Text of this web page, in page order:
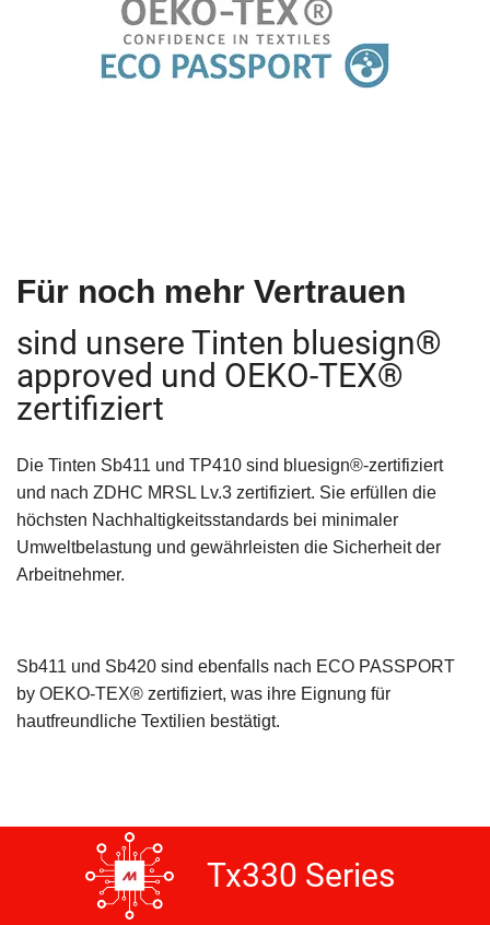
Für noch mehr Vertrauen
sind unsere Tinten bluesign®
approved und OEKO-TEX®
zertifiziert
Die Tinten Sb411 und TP410 sind bluesign®-zertifiziert
und nach ZDHC MRSL Lv.3 zertifiziert. Sie erfüllen die
höchsten Nachhaltigkeitsstandards bei minimaler
Umweltbelastung und gewährleisten die Sicherheit der
Arbeitnehmer.
Sb411 und Sb420 sind ebenfalls nach ECO PASSPORT
by OEKO-TEX® zertifiziert, was ihre Eignung für
hautfreundliche Textilien bestätigt.
Tx330 Series